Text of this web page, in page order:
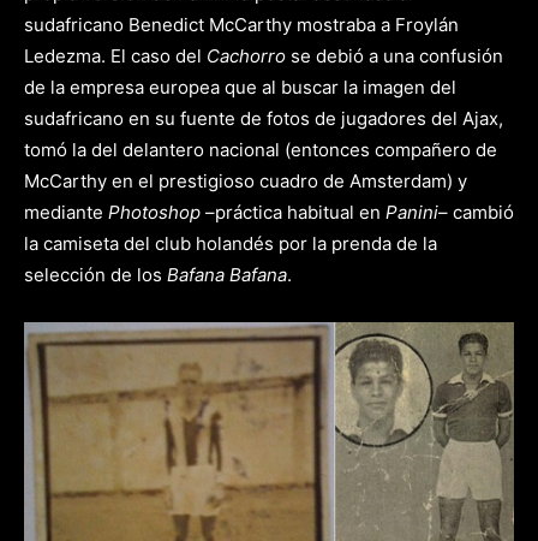
sudafricano Benedict McCarthy mostraba a Froylán
Ledezma. El caso del Cachorro se debió a una confusión
de la empresa europea que al buscar la imagen del
sudafricano en su fuente de fotos de jugadores del Ajax,
tomó la del delantero nacional (entonces compañero de
McCarthy en el prestigioso cuadro de Amsterdam) y
mediante Photoshop –práctica habitual en Panini– cambió
la camiseta del club holandés por la prenda de la
selección de los Bafana Bafana.